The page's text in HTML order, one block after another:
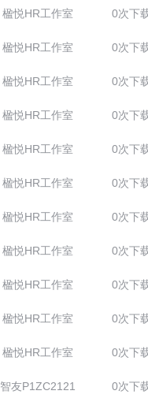
楹悦HR工作室 0次下
楹悦HR工作室 0次下
楹悦HR工作室 0次下
楹悦HR工作室 0次下
楹悦HR工作室 0次下
楹悦HR工作室 0次下
楹悦HR工作室 0次下
楹悦HR工作室 0次下
楹悦HR工作室 0次下
楹悦HR工作室 0次下
楹悦HR工作室 0次下
智友P1ZC2121 0次下